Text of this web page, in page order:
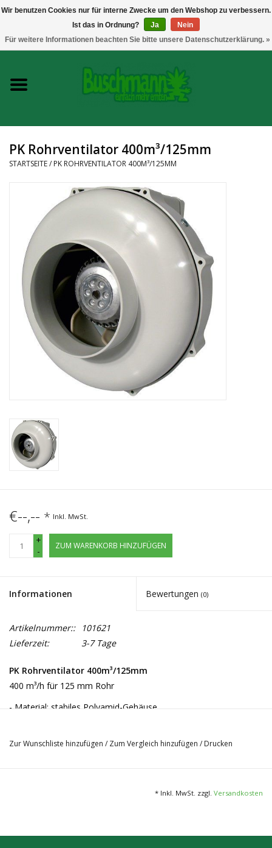
Growshop
Messtechnik
Headshop
CBD und Hanfextrakte
Marken
PK Rohrventilator 400m³/125mm
STARTSEITE/ PK ROHRVENTILATOR 400M³/125MM
€--,-- * Inkl. MwSt.
+
-
ZUM WARENKORB HINZUFÜGEN
Informationen Bewertungen (0)
Artikelnummer::
101621
Lieferzeit:
3-7 Tage
PK Rohrventilator 400m³/125mm
400 m³/h für 125 mm Rohr
- Material: stabiles Polyamid-Gehäuse
- 400 m³/h
Zur Wunschliste hinzufügen / Zum Vergleich hinzufügen / Drucken
* Inkl. MwSt. zzgl. Versandkosten
Wir benutzen Cookies nur für interne Zwecke um den Webshop zu verbessern.
Ist das in Ordnung?
Ja
Nein
Für weitere Informationen beachten Sie bitte unsere Datenschutzerklärung. »